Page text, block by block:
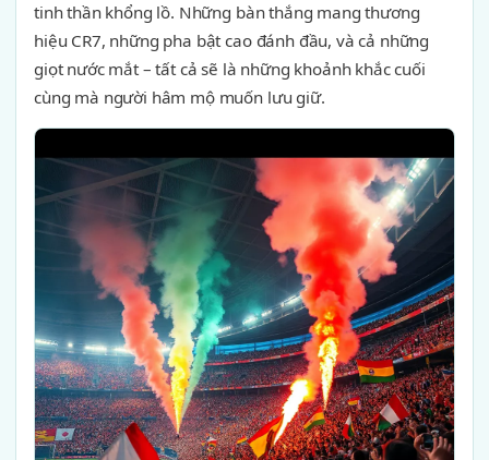
tinh thần khổng lồ. Những bàn thắng mang thương
hiệu CR7, những pha bật cao đánh đầu, và cả những
giọt nước mắt – tất cả sẽ là những khoảnh khắc cuối
cùng mà người hâm mộ muốn lưu giữ.